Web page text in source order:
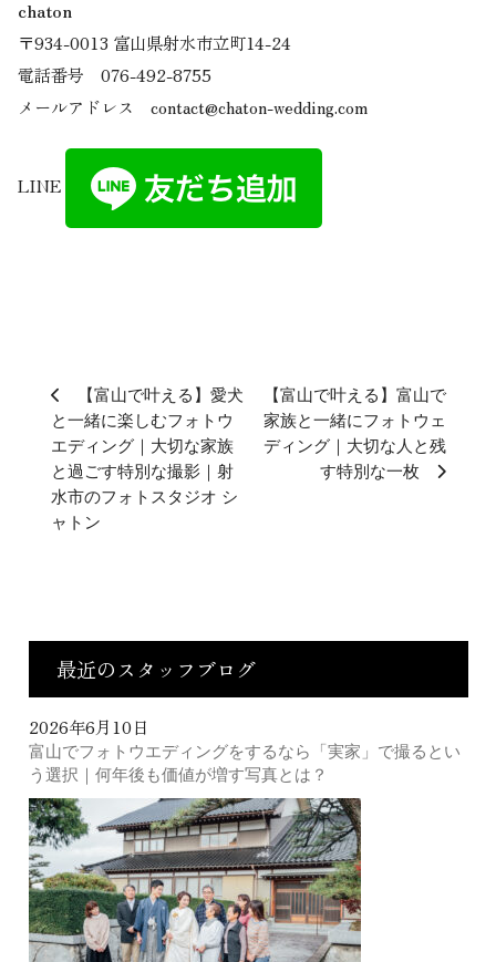
chaton
〒934-0013 富山県射水市立町14-24
電話番号 076-492-8755
メールアドレス contact@chaton-wedding.com
LINE
【富山で叶える】愛犬
と一緒に楽しむフォトウ
エディング｜大切な家族
と過ごす特別な撮影｜射
水市のフォトスタジオ シ
ャトン
【富山で叶える】富山で
家族と一緒にフォトウェ
ディング｜大切な人と残
す特別な一枚
最近のスタッフブログ
2026年6月10日
富山でフォトウエディングをするなら「実家」で撮るとい
う選択｜何年後も価値が増す写真とは？